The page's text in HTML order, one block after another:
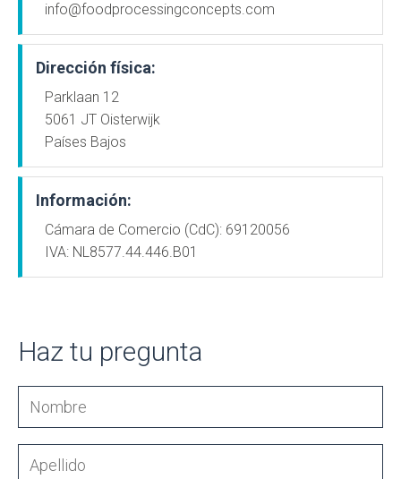
info@foodprocessingconcepts.com
Dirección física:
Parklaan 12
5061 JT Oisterwijk
Países Bajos
Información:
Cámara de Comercio (CdC): 69120056
IVA: NL8577.44.446.B01
Haz tu pregunta